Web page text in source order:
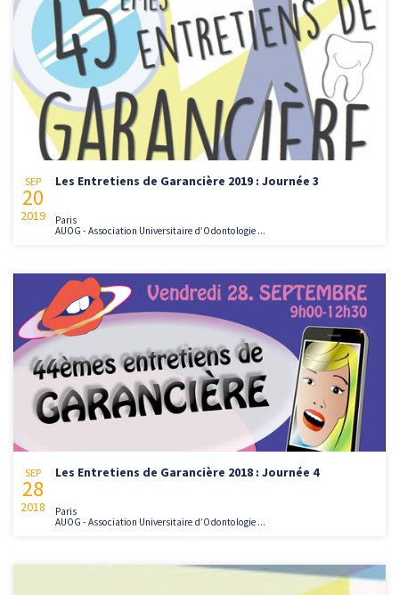
SEP
20
2019
Les Entretiens de Garancière 2019 : Journée 3
Paris
AUOG - Association Universitaire d’Odontologie ...
SEP
28
2018
Les Entretiens de Garancière 2018 : Journée 4
Paris
AUOG - Association Universitaire d’Odontologie ...